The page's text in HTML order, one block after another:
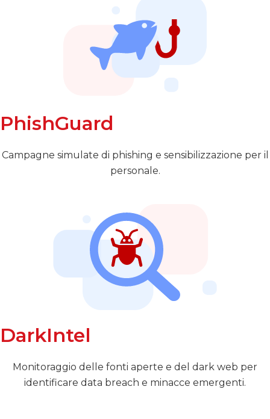
PhishGuard
Campagne simulate di phishing e sensibilizzazione per il
personale.
DarkIntel
Monitoraggio delle fonti aperte e del dark web per
identificare data breach e minacce emergenti.